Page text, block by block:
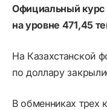
Официальный курс
на уровне 471,45
На Казахстанской
по доллару
В обменниках трех